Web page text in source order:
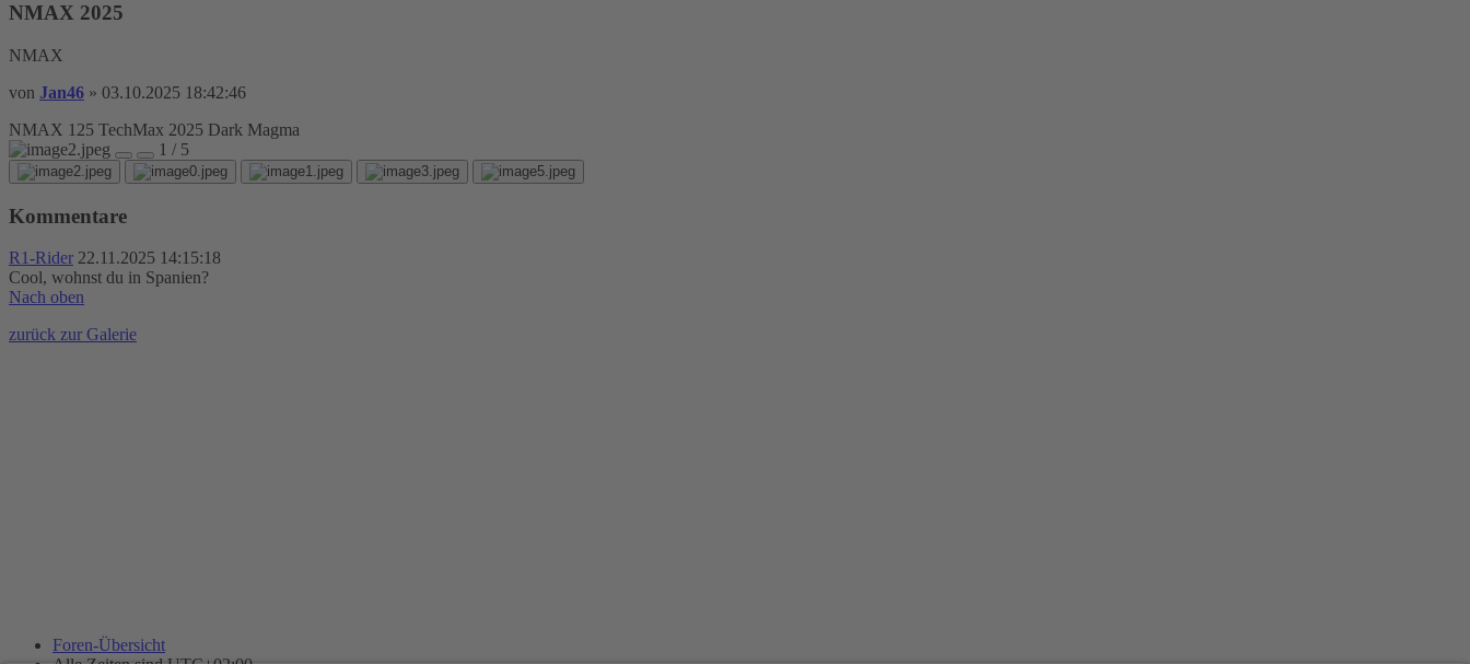
NMAX 2025
NMAX
von Jan46 » 03.10.2025 18:42:46
NMAX 125 TechMax 2025 Dark Magma
1 / 5
Kommentare
R1-Rider 22.11.2025 14:15:18
Cool, wohnst du in Spanien?
Nach oben
zurück zur Galerie
Foren-Übersicht